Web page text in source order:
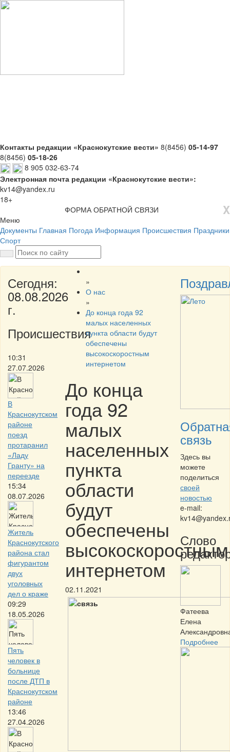
Контакты редакции «Краснокутские вести» 8(8456) 05-14-97
8(8456) 05-18-26
8 905 032-63-74
Электронная почта редакции «Краснокутские вести»:
kv14@yandex.ru
18+
X
ФОРМА ОБРАТНОЙ СВЯЗИ
Меню
Документы Главная Погода Информация Происшествия Праздники
Спорт
Сегодня:
08.08.2026
г.
Происшествия
10:31
27.07.2026
В
Краснокутском
районе
поезд
протаранил
«Ладу
Гранту» на
переезде
15:34
08.07.2026
Житель
Краснокутского
района стал
фигурантом
двух
уголовных
дел о краже
09:29
18.05.2026
Пять
человек в
больнице
после ДТП в
Краснокутском
районе
13:46
27.04.2026
»
О нас
»
До конца года 92
малых населенных
пункта области будут
обеспечены
высокоскоростным
интернетом
До конца
года 92
малых
населенных
пункта
области
будут
обеспечены
высокоскоростным
интернетом
02.11.2021
связь
Здесь вы
можете
поделиться
своей
новостью
e-mail:
Слово
Фатеева
Елена
Подробнее